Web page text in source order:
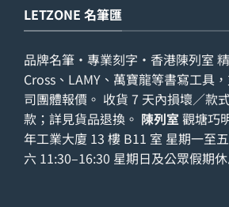
LETZONE 名筆匯
品牌名筆・專業刻字・香港陳列室
Cross、LAMY、萬寶龍等書寫工具
司團體報價。 收貨 7 天內損壞／款
款；詳見貨品退換 。 陳列室 觀塘巧
年工業大廈 13 樓 B11 室 星期一至
六 11:30–16:30 星期日及公眾假期